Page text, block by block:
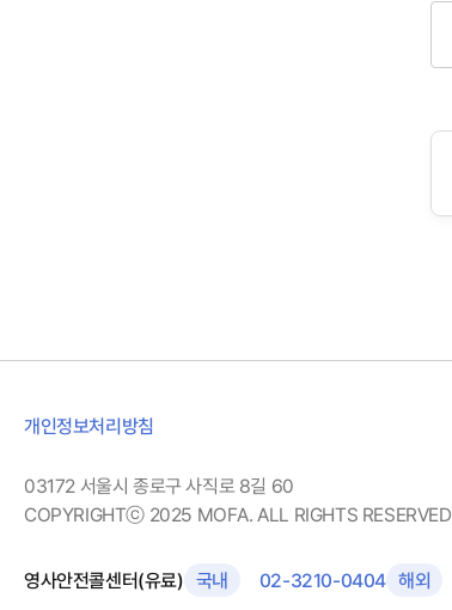
개인정보처리방침
03172 서울시 종로구 사직로 8길 60
COPYRIGHTⓒ 2025 MOFA. ALL RIGHTS RESERVED
영사안전콜센터(유료) 국내 02-3210-0404 해외